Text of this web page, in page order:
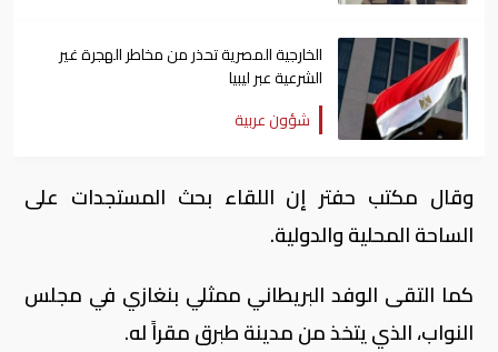
الخارجية المصرية تحذر من مخاطر الهجرة غير
الشرعية عبر ليبيا
شؤون عربية
وقال مكتب حفتر إن اللقاء بحث المستجدات على
الساحة المحلية والدولية.
كما التقى الوفد البريطاني ممثلي بنغازي في مجلس
النواب، الذي يتخذ من مدينة طبرق مقراً له.